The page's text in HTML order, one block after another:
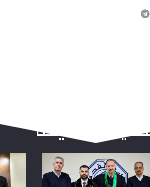
يعجبك أيضا